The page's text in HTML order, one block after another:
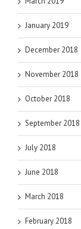
January 2019
December 2018
November 2018
October 2018
September 2018
July 2018
June 2018
March 2018
February 2018